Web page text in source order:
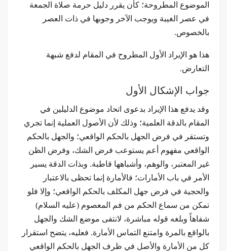
الموضوع المطروحة؛ كأن يقرر دليل حرمة صلاة الجمعة
في عصر الغيبة ويوجب الآخر وجوبها في ذات العصر
بالخصوص.
هذا هو الإيراد الأول المطروح في المقام لدفع شبهة
التعارض.
جواب الإشكال الأول
وقد يدفع هذا الإيراد بدعوى اتحاد موضوع الدليلين في
المقام بالدقة العلمية؛ وذلك لأن الأصول العملية إنما تجري
وتستقر في فرض الجهل بالحكم الواقعي؛ والجهل بالحكم
الواقعي مفهوم أعم يستوعب فرض الشك، وفرض الظن
غير المعتبر، والوهم، وأشباهها قاطبة. وبذات الدقة يسير
الأمر في باب الأمارات؛ فالأمارة إنما تحظى بالاعتبار
والحجية في فرض جهل المكلف بالحكم الواقعي؛ وإلا فلو
تمكن من سماع الحكم من فم المعصوم (عليه السلام)
شفاهاً وبلغه قوله مباشرة، لانتفى موضع الشك والجهل
بالواقع بالمرة وامتنع التماس الأمارة. فعليه، يتضح استقرار
كل من الأمارة والأصل في ظرف الجهل بالحكم الواقعي